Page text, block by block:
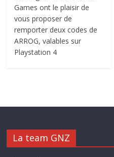
Games ont le plaisir de
vous proposer de
remporter deux codes de
ARROG, valables sur
Playstation 4
La team GNZ